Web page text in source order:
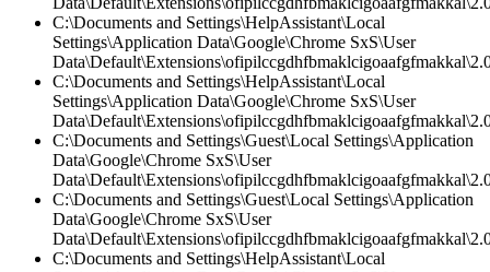
C:\Documents and Settings\HelpAssistant\Local
Settings\Application Data\Google\Chrome SxS\User
C:\Documents and Settings\HelpAssistant\Local
Settings\Application Data\Google\Chrome SxS\User
C:\Documents and Settings\Guest\Local Settings\Application
Data\Google\Chrome SxS\User
C:\Documents and Settings\Guest\Local Settings\Application
Data\Google\Chrome SxS\User
C:\Documents and Settings\HelpAssistant\Local